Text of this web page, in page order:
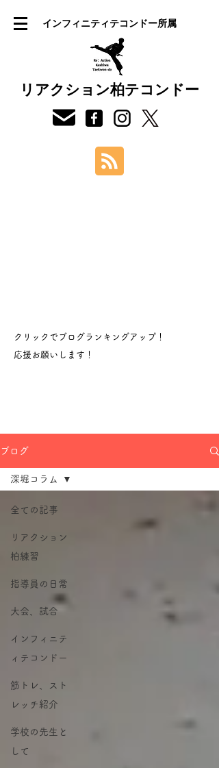
インフィニティテコンドー所属
リアクション柏テコンドー
クリックでブログランキングアップ！
​応援お願いします！
ブログ
全ての記事
リアクション
柏練習
指導員の日常
大会、試合
インフィニテ
ィテコンドー
筋トレ、スト
レッチ紹介
学校の先生と
して
深堀コラム